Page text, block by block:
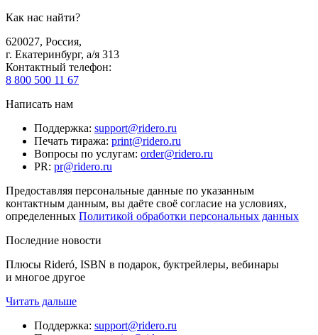
Как нас найти?
620027, Россия,
г. Екатеринбург, а/я 313
Контактный телефон:
8 800 500 11 67
Написать нам
Поддержка: support@ridero.ru
Печать тиража: print@ridero.ru
Вопросы по услугам: order@ridero.ru
PR: pr@ridero.ru
Предоставляя персональные данные по указанным
контактным данным, вы даёте своё согласие на условиях,
определенных Политикой обработки персональных данных
Последние новости
Плюсы Rideró, ISBN в подарок, буктрейлеры, вебинары
и многое другое
Читать дальше
Поддержка: support@ridero.ru